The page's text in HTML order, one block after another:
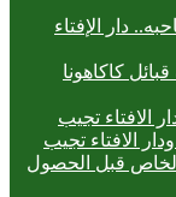
دار الإفتاء
كاكاهونا
الافتاء تجيب
الافتاء تجيب
قبل الحصول